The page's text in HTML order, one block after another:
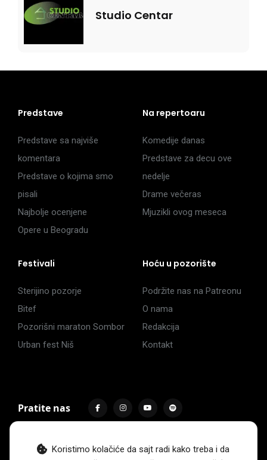
Studio Centar
Koristimo kolačiće da sajt radi kako treba i da
Predstave
Predstave sa najviše
komentara
Predstave o kojima smo
pisali
Najbolje ocenjene
Opere u Beogradu
Na repertoaru
Komedije danas
Predstave za decu ove
nedelje
Drame večeras
Mjuzikli ovog meseca
Festivali
Sterijino pozorje
Bitef
Pozorišni maraton Sombor
Urban fest Niš
Hoću u pozorište
Podržite nas na Patreonu
O nama
Redakcija
Kontakt
Pratite nas